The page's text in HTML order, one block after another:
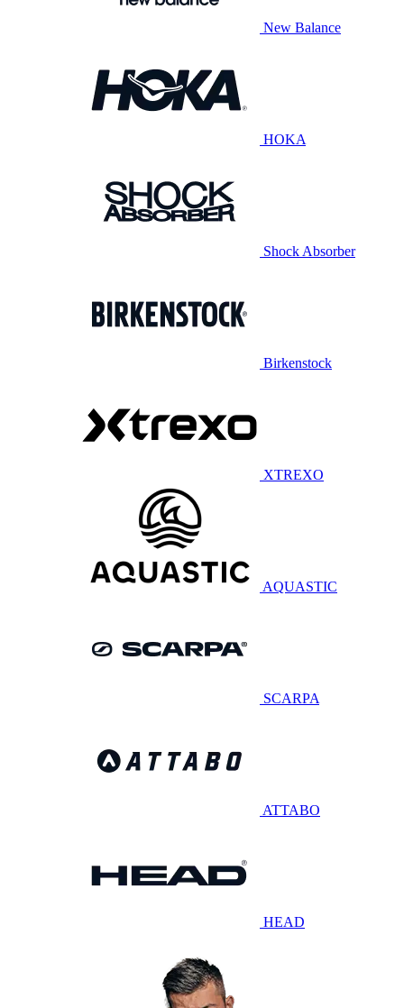
New Balance
HOKA
Shock Absorber
Birkenstock
XTREXO
AQUASTIC
SCARPA
ATTABO
HEAD